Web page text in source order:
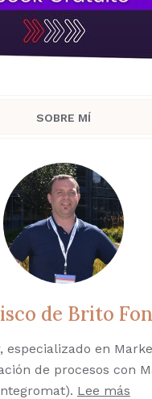
SOBRE MÍ
de Brito
especializado en
de procesos con
Lee más